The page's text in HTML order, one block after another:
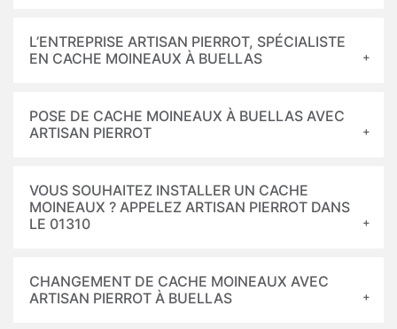
L’ENTREPRISE ARTISAN PIERROT, SPÉCIALISTE
EN CACHE MOINEAUX À BUELLAS
POSE DE CACHE MOINEAUX À BUELLAS AVEC
ARTISAN PIERROT
VOUS SOUHAITEZ INSTALLER UN CACHE
MOINEAUX ? APPELEZ ARTISAN PIERROT DANS
LE 01310
CHANGEMENT DE CACHE MOINEAUX AVEC
ARTISAN PIERROT À BUELLAS